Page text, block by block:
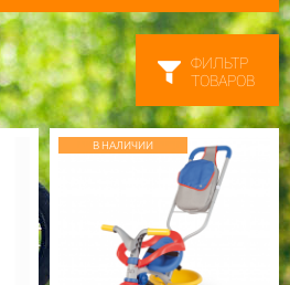
ФИЛЬТР
ТОВАРОВ
В НАЛИЧИИ